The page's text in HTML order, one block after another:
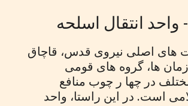
های اصلی نیروی قدس، قاچاق
ها، گروه های قومی
در چها ر چوب منافع
است. در این راستا، واحد